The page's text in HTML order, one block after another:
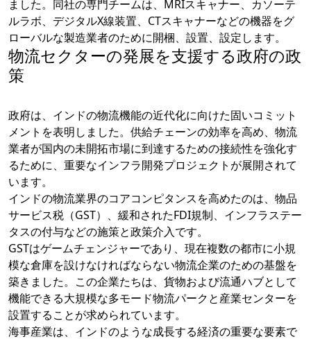
ました。同社の専門チームは、MRIスキャナー、カソーテ
ルラボ、デジタルX線装置、CTスキャナーなどの機器をグ
ローバルな製造業者のために開梱、設置、設定します。
物流セクターの発展を支援する政府の政
策
政府は、インドの物流機能の近代化に向けた固いコミット
メントを表明しました。供給チェーンの効率を高め、物流
業者が国内の未開拓市場に到達するための接続性を強化す
るために、重要なインフラ開発プロジェクトが展開されて
います。
インドの物流業界のコアコンピタンスを高めたのは、物品
サービス税（GST）、緩和されたFDI規制、インフラステー
タスの付与などの施策と政策介入です。
GSTはゲームチェンジャーであり、現在複数の都市に小規
模な倉庫を設けなければならない物流企業のための基盤を
築きました。この企業たちは、貨物および流通ハブとして
機能できる大規模な多モード物流パークと産業センターを
設置することが求められています。
海事産業は、インドのような成長する経済の重要な要素で